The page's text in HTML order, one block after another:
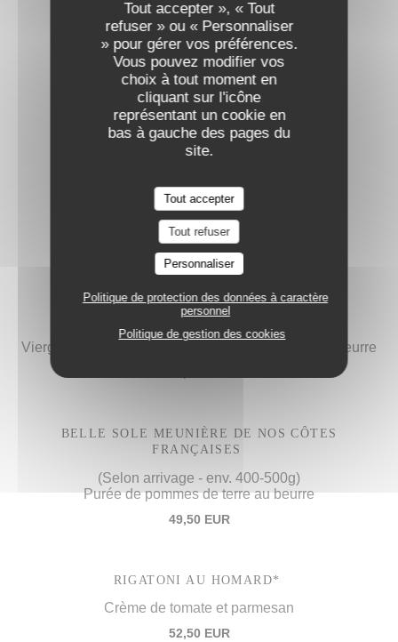
Tout accepter », « Tout
refuser » ou « Personnaliser
» pour gérer vos préférences.
Vous pouvez modifier vos
choix à tout moment en
cliquant sur l'icône
représentant un cookie en
bas à gauche des pages du
site.
Tout accepter
Tout refuser
Personnaliser
Politique de protection des données à caractère
personnel
Politique de gestion des cookies
43,50 EUR
POISSONS
TARTARE DE SAUMON D’ÉCOSSE
Citron vert, frites maison
25,50 EUR
FILET DE BAR RÔTI
Vierge de légumes, purée de pommes de terre au beurre
BELLE SOLE MEUNIÈRE DE NOS CÔTES
FRANÇAISES
(Selon arrivage - env. 400-500g)
Purée de pommes de terre au beurre
49,50 EUR
RIGATONI AU HOMARD*
Crème de tomate et parmesan
52,50 EUR